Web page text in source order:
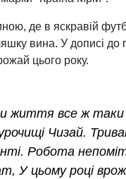
де в яскравій
вина. У дописі до
цього року.
життя все ж таки
Чизай.
Робота
У цьому році